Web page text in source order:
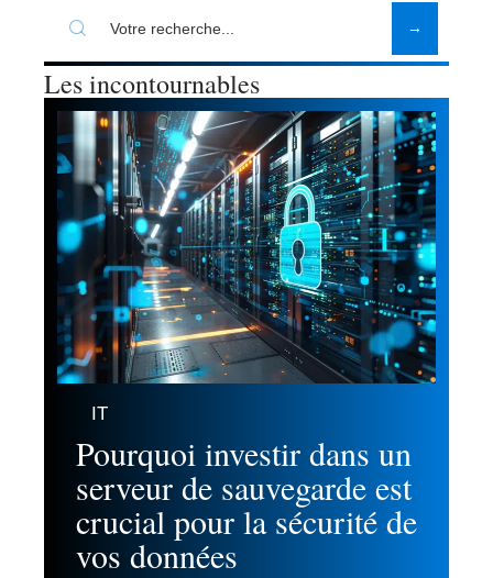
Les incontournables
IT
Pourquoi investir dans un
serveur de sauvegarde est
crucial pour la sécurité de
vos données